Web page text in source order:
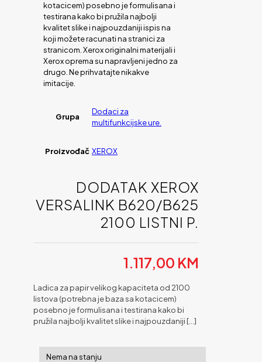
kotacicem) posebno je formulisana i
testirana kako bi pružila najbolji
kvalitet slike i najpouzdaniji ispis na
koji možete racunati na stranici za
stranicom. Xerox originalni materijali i
Xerox oprema su napravljeni jedno za
drugo. Ne prihvatajte nikakve
imitacije.
Grupa
Dodaci za
multifunkcijske ure.
Proizvođač XEROX
DODATAK XEROX
VERSALINK B620/B625
2100 LISTNI P.
1.117,00 KM
Ladica za papir velikog kapaciteta od 2100
listova (potrebna je baza sa kotacicem)
posebno je formulisana i testirana kako bi
pružila najbolji kvalitet slike i najpouzdaniji […]
Nema na stanju